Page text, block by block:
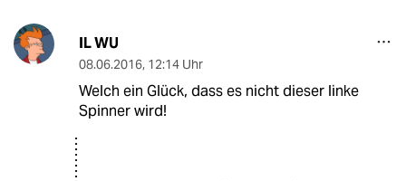
IL WU
08.06.2016, 12:14 Uhr
Welch ein Glück, dass es nicht dieser linke
Spinner wird!